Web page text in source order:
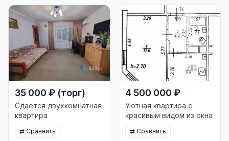
35 000 ₽ (торг)
Сдается двухкомнатная
квартира
⇄ Сравнить
4 500 000 ₽
Уютная квартира с
красивым видом из окна
⇄ Сравнить